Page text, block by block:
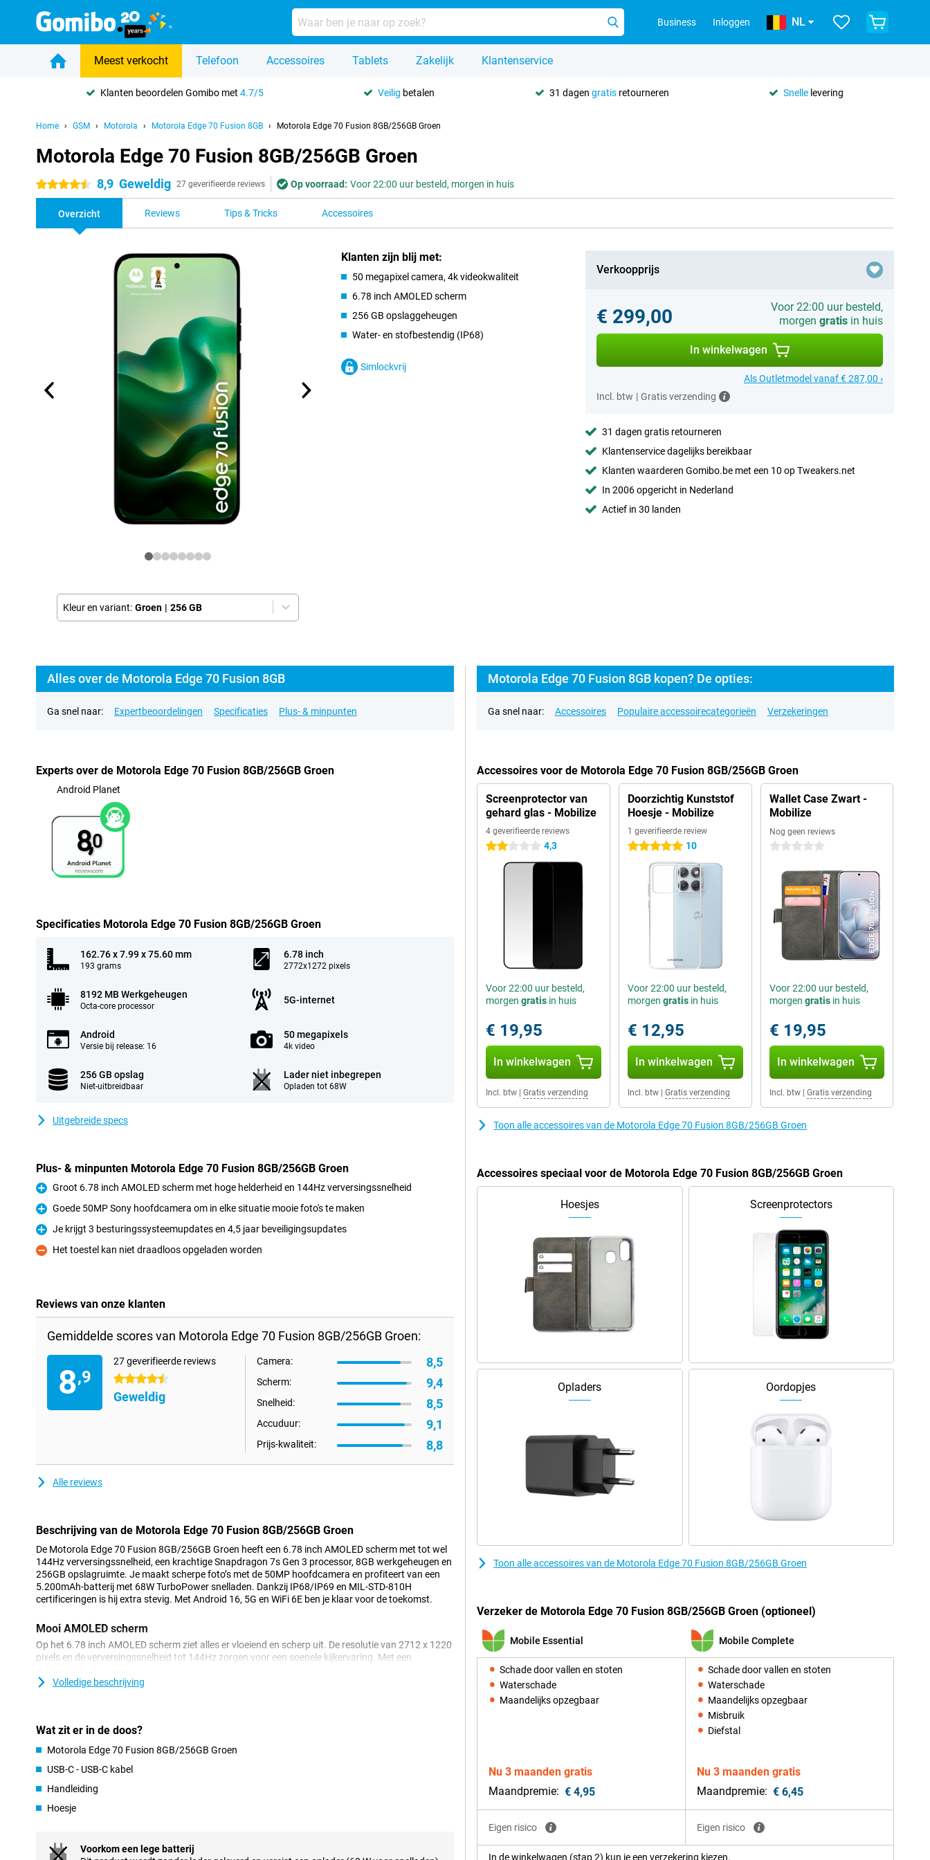
Business Inloggen NL
Meest verkocht Telefoon Accessoires Tablets Zakelijk Klantenservice
Klanten beoordelen Gomibo met 4.7/5 Veilig betalen 31 dagen gratisretourneren Snelle levering
Home GSM Motorola Motorola Edge 70 Fusion 8GB Motorola Edge 70 Fusion 8GB/256GB Groen
Motorola Edge 70 Fusion 8GB/256GB Groen
4.5 sterren 8,9 Geweldig 27 geverifieerde reviews Op voorraad: Voor 22:00 uur besteld, morgen in huis
Overzicht Reviews Tips & Tricks Accessoires
Kleur en variant: Groen | 256 GB
Klanten zijn blij met:
50 megapixel camera, 4k videokwaliteit
6.78 inch AMOLED scherm
256 GB opslaggeheugen
Water- en stofbestendig (IP68)
Simlockvrij
Verkoopprijs
€ 299,00
Voor 22:00 uur besteld,
morgen gratisin huis
In winkelwagen
Als Outletmodel vanaf € 287,00 ›
Incl. btw | Gratis verzending
31 dagen gratis retourneren
Klantenservice dagelijks bereikbaar
Klanten waarderen Gomibo.be met een 10 op Tweakers.net
In 2006 opgericht in Nederland
Actief in 30 landen
Alles over de Motorola Edge 70 Fusion 8GB
Ga snel naar: Expertbeoordelingen Specificaties Plus- & minpunten
Experts over de Motorola Edge 70 Fusion 8GB/256GB Groen
Android Planet
8,0
Specificaties Motorola Edge 70 Fusion 8GB/256GB Groen
162.76 x 7.99 x 75.60 mm
193 grams
6.78 inch
2772x1272 pixels
8192 MB Werkgeheugen
Octa-core processor
5G-internet
Android
Versie bij release: 16
50 megapixels
4k video
256 GB opslag
Niet-uitbreidbaar
Lader niet inbegrepen
Opladen tot 68W
Uitgebreide specs
Plus- & minpunten Motorola Edge 70 Fusion 8GB/256GB Groen
Pluspunt
Groot 6.78 inch AMOLED scherm met hoge helderheid en 144Hz verversingssnelheid
Pluspunt
Goede 50MP Sony hoofdcamera om in elke situatie mooie foto's te maken
Pluspunt
Je krijgt 3 besturingssysteemupdates en 4,5 jaar beveiligingsupdates
Minpunt
Het toestel kan niet draadloos opgeladen worden
Reviews van onze klanten
Gemiddelde scores van Motorola Edge 70 Fusion 8GB/256GB Groen:
8,9
27 geverifieerde reviews
4.5 sterren
Geweldig
Camera: 8,5
Scherm: 9,4
Snelheid: 8,5
Accuduur: 9,1
Prijs-kwaliteit: 8,8
Alle reviews
Beschrijving van de Motorola Edge 70 Fusion 8GB/256GB Groen
De Motorola Edge 70 Fusion 8GB/256GB Groen heeft een 6.78 inch AMOLED scherm met tot wel
144Hz verversingssnelheid, een krachtige Snapdragon 7s Gen 3 processor, 8GB werkgeheugen en
256GB opslagruimte. Je maakt scherpe foto’s met de 50MP hoofdcamera en profiteert van een
5.200mAh-batterij met 68W TurboPower snelladen. Dankzij IP68/IP69 en MIL-STD-810H
certificeringen is hij extra stevig. Met Android 16, 5G en WiFi 6E ben je klaar voor de toekomst.
Mooi AMOLED scherm
Op het 6.78 inch AMOLED scherm ziet alles er vloeiend en scherp uit. De resolutie van 2712 x 1220
pixels en de verversingssnelheid tot 144Hz zorgen voor een soepele kijkervaring. Met een
Validated Colors geniet je van natuurgetrouwe kleuren. Het display is afgewerkt met Gorilla Glass
Krachtige prestaties
werkgeheugen schakel je soepel tussen apps. Je krijgt 256GB interne opslag voor je foto’s, video’s
en bestanden. Dankzij Android 16 ontvang je drie besturingssysteem updates en 4.5 jaar
Goede camera voor foto's en video's
aan de voorzijde. Je filmt in 4K met 30fps en profiteert van functies zoals nachtzicht,
Volledige beschrijving
Wat zit er in de doos?
Motorola Edge 70 Fusion 8GB/256GB Groen
USB-C - USB-C kabel
Handleiding
Hoesje
Voorkom een lege batterij
Motorola Edge 70 Fusion 8GB kopen? De opties:
Ga snel naar: Accessoires Populaire accessoirecategorieën Verzekeringen
Accessoires voor de Motorola Edge 70 Fusion 8GB/256GB Groen
Screenprotector van
gehard glas - Mobilize
4 geverifieerde reviews
2 sterren 4,3
Voor 22:00 uur besteld,
morgen gratis in huis
€ 19,95
In winkelwagen
Incl. btw Gratis verzending
Doorzichtig Kunststof
Hoesje - Mobilize
1 geverifieerde review
5 sterren 10
Voor 22:00 uur besteld,
morgen gratisin huis
€ 12,95
In winkelwagen
Incl. btw| Gratis verzending
Wallet Case Zwart -
Mobilize
Nog geen reviews
0 sterren
Voor 22:00 uur besteld,
morgen gratisin huis
€ 19,95
In winkelwagen
Incl. btw| Gratis verzending
Toon alle accessoires van de Motorola Edge 70 Fusion 8GB/256GB Groen
Accessoires speciaal voor de Motorola Edge 70 Fusion 8GB/256GB Groen
Hoesjes Screenprotectors
Opladers Oordopjes
Toon alle accessoires van de Motorola Edge 70 Fusion 8GB/256GB Groen
Verzeker de Motorola Edge 70 Fusion 8GB/256GB Groen (optioneel)
Mobile Essential
Schade door vallen en stoten
Waterschade
Maandelijks opzegbaar
Nu 3 maanden gratis
Maandpremie: € 4,95
Eigen risico
Mobile Complete
Schade door vallen en stoten
Waterschade
Maandelijks opzegbaar
Misbruik
Diefstal
Nu 3 maanden gratis
Maandpremie: € 6,45
Eigen risico
In de winkelwagen (stap 2) kun je een verzekering kiezen.